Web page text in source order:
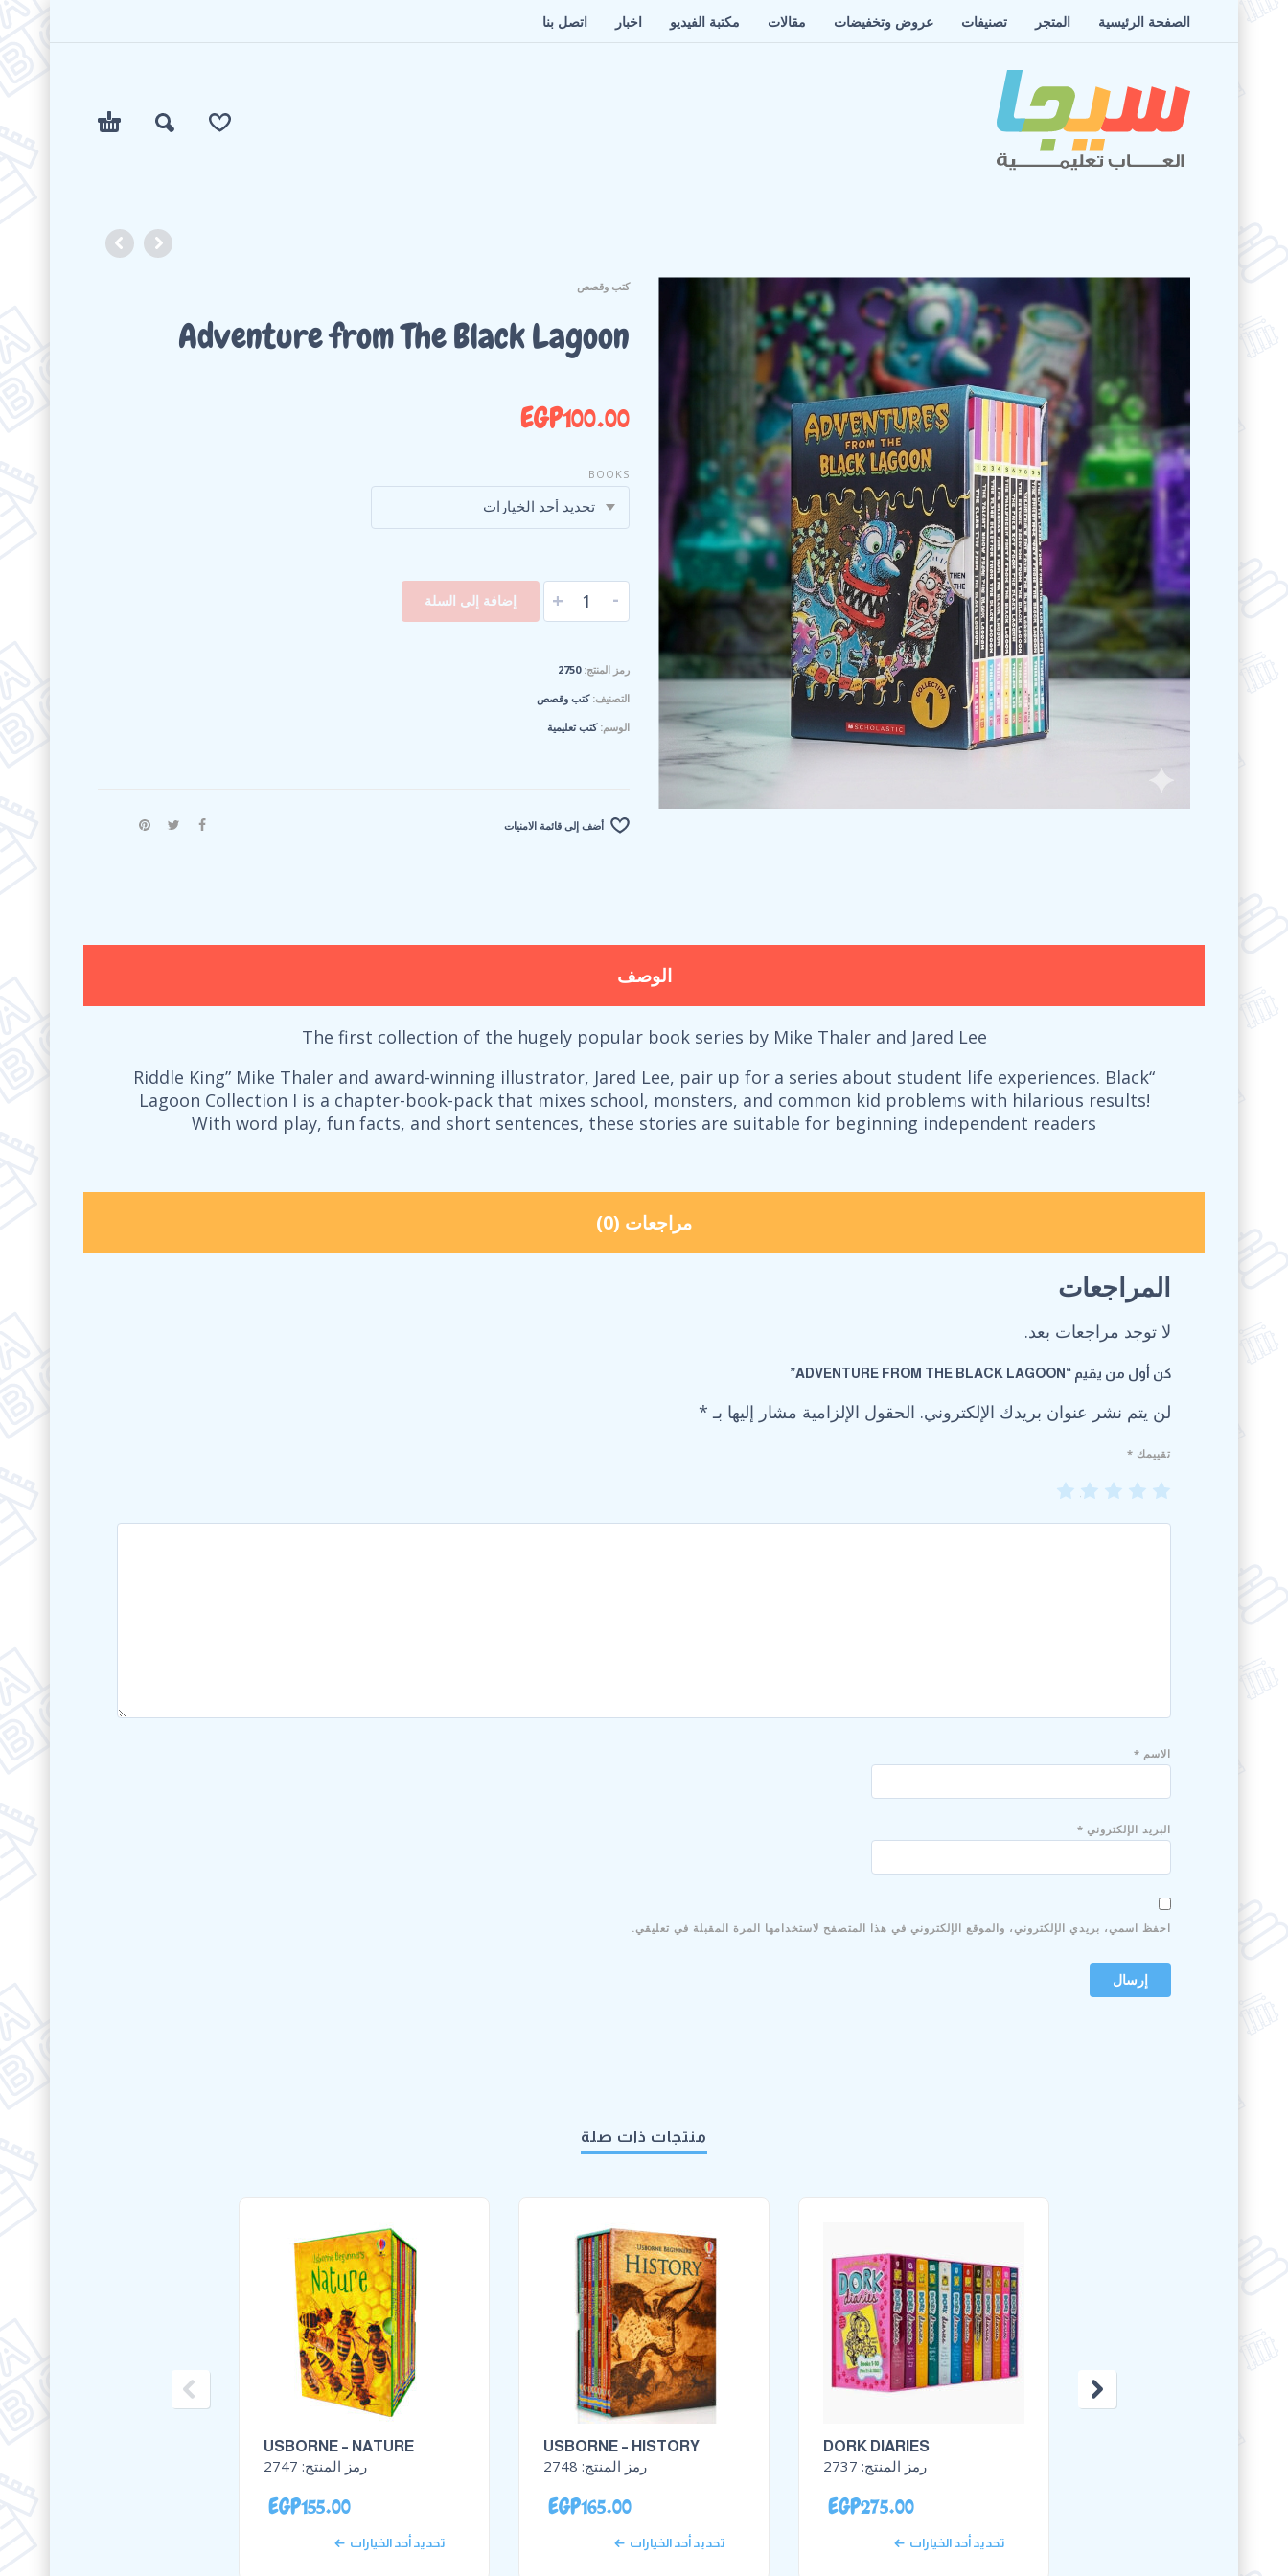
الصفحة الرئيسية المتجر تصنيفات عروض وتخفيضات مقالات مكتبة الفيديو اخبار اتصل بنا
كتب وقصص
Adventure from The Black Lagoon
EGP100.00
BOOKS
تحديد أحد الخيارات
-
+ إضافة إلى السلة
رمز المنتج:2750
التصنيف:كتب وقصص
الوسم:كتب تعليمية
أضف إلى قائمة الامنيات
الوصف
The first collection of the hugely popular book series by Mike Thaler and Jared Lee
“Riddle King” Mike Thaler and award-winning illustrator, Jared Lee, pair up for a series about student life experiences. Black
Lagoon Collection I is a chapter-book-pack that mixes school, monsters, and common kid problems with hilarious results!
With word play, fun facts, and short sentences, these stories are suitable for beginning independent readers
مراجعات (0)
المراجعات
لا توجد مراجعات بعد.
كن أول من يقيم “ADVENTURE FROM THE BLACK LAGOON”
لن يتم نشر عنوان بريدك الإلكتروني. الحقول الإلزامية مشار إليها بـ *
تقييمك *
1
2
3
4
الاسم *
البريد الإلكتروني *
احفظ اسمي، بريدي الإلكتروني، والموقع الإلكتروني في هذا المتصفح لاستخدامها المرة المقبلة في تعليقي.
منتجات ذات صلة
DORK DIARIES
رمز المنتج: 2737
EGP275.00
تحديد أحد الخيارات
USBORNE – HISTORY
رمز المنتج: 2748
EGP165.00
تحديد أحد الخيارات
USBORNE – NATURE
رمز المنتج: 2747
EGP155.00
تحديد أحد الخيارات